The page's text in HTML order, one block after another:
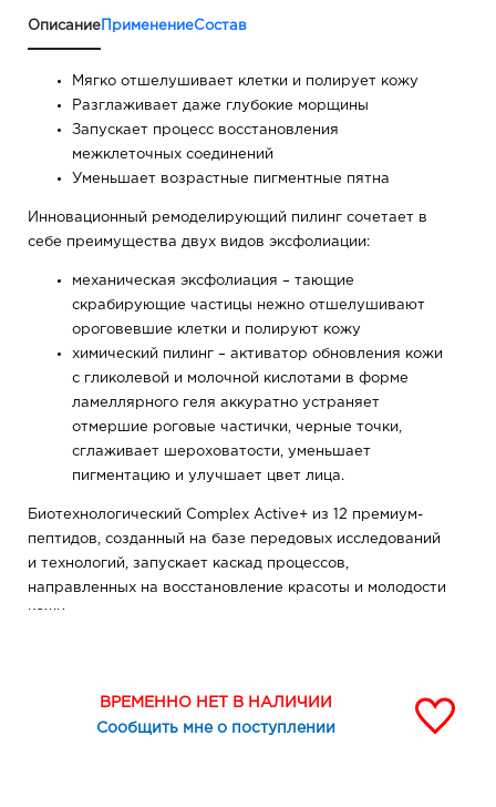
Описание ПрименениеСостав
Мягко отшелушивает клетки и полирует кожу
Разглаживает даже глубокие морщины
Запускает процесс восстановления
межклеточных соединений
Уменьшает возрастные пигментные пятна
Инновационный ремоделирующий пилинг сочетает в
себе преимущества двух видов эксфолиации:
механическая эксфолиация – тающие
скрабирующие частицы нежно отшелушивают
ороговевшие клетки и полируют кожу
химический пилинг – активатор обновления кожи
с гликолевой и молочной кислотами в форме
ламеллярного геля аккуратно устраняет
отмершие роговые частички, черные точки,
сглаживает шероховатости, уменьшает
пигментацию и улучшает цвет лица.
Биотехнологический Complex Active+ из 12 премиум-
пептидов, созданный на базе передовых исследований
и технологий, запускает каскад процессов,
направленных на восстановление красоты и молодости
кожи.
глубокие слои кожи и оказывать очень эффективное
воздействие.
ВРЕМЕННО НЕТ В НАЛИЧИИ
Сообщить мне о поступлении